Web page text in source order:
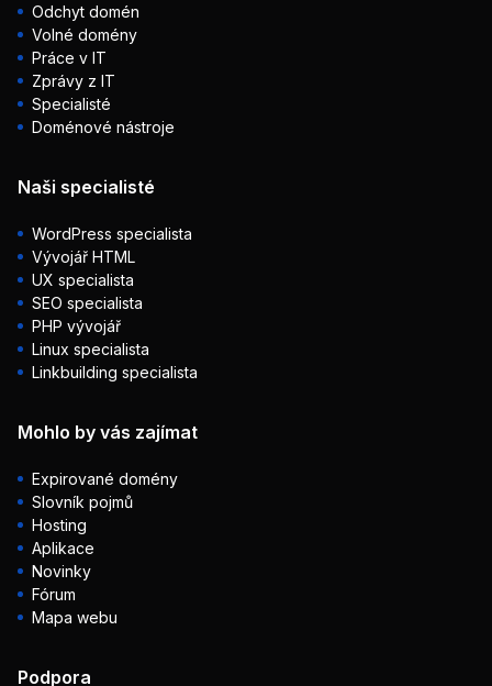
Odchyt domén
Volné domény
Práce v IT
Zprávy z IT
Specialisté
Doménové nástroje
Naši specialisté
WordPress specialista
Vývojář HTML
UX specialista
SEO specialista
PHP vývojář
Linux specialista
Linkbuilding specialista
Mohlo by vás zajímat
Expirované domény
Slovník pojmů
Hosting
Aplikace
Novinky
Fórum
Mapa webu
Podpora